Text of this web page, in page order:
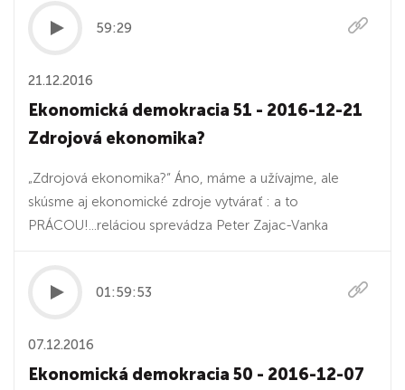
59:29
21.12.2016
Ekonomická demokracia 51 - 2016-12-21
Zdrojová ekonomika?
„Zdrojová ekonomika?“ Áno, máme a užívajme, ale
skúsme aj ekonomické zdroje vytvárať : a to
PRÁCOU!...reláciou sprevádza Peter Zajac-Vanka
01:59:53
07.12.2016
Ekonomická demokracia 50 - 2016-12-07